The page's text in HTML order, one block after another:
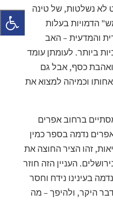
לא נשלטות, של טינה
הדמויות בעלות
והמדעית – האב
ביותר. לעומתן עומד
ואהבת כסף, אבל גם
וכמיהה למצוא את
ברחוב אפרים
נדמה בספר כמין
זהו הציר החוצה את
העניין הזה חוזר
בעינינו נידח וחסר
היקר, ולהיפך – מה